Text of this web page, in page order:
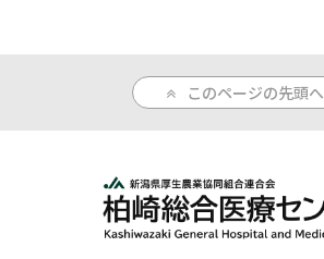
入院のご案内
医療関係者の方へ
このページの先頭へ